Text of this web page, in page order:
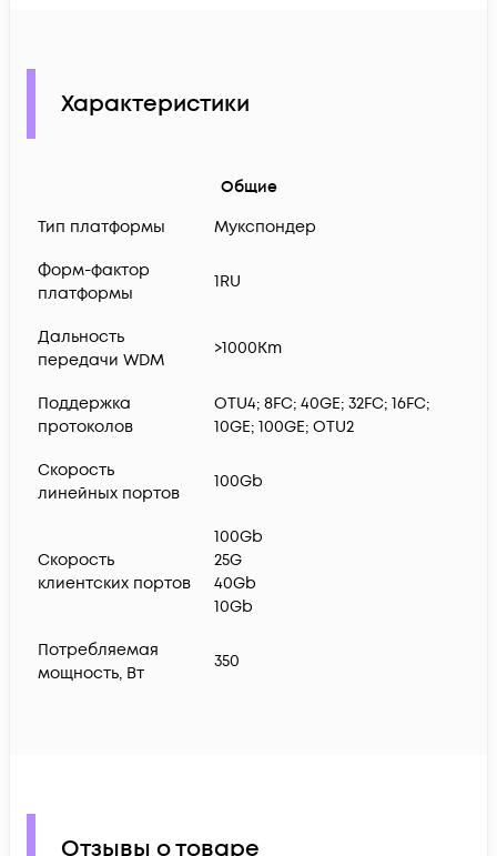
Характеристики
Общие
Тип платформы
Мукспондер
Форм-фактор
платформы
1RU
Дальность
передачи WDM
>1000Km
Поддержка
протоколов
OTU4; 8FC; 40GE; 32FC; 16FC;
10GE; 100GE; OTU2
Скорость
линейных портов
100Gb
Скорость
клиентских портов
100Gb
25G
40Gb
10Gb
Потребляемая
мощность, Вт
350
Отзывы о товаре